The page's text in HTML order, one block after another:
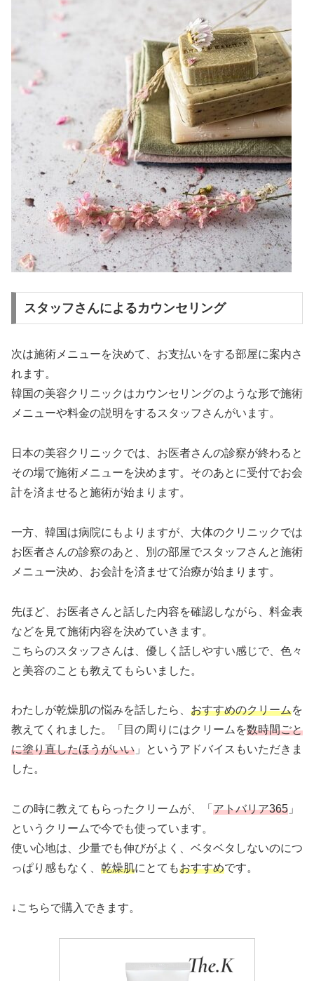
スタッフさんによるカウンセリング
次は施術メニューを決めて、お支払いをする部屋に案内さ
れます。
韓国の美容クリニックはカウンセリングのような形で施術
メニューや料金の説明をするスタッフさんがいます。
日本の美容クリニックでは、お医者さんの診察が終わると
その場で施術メニューを決めます。そのあとに受付でお会
計を済ませると施術が始まります。
一方、韓国は病院にもよりますが、大体のクリニックでは
お医者さんの診察のあと、別の部屋でスタッフさんと施術
メニュー決め、お会計を済ませて治療が始まります。
先ほど、お医者さんと話した内容を確認しながら、料金表
などを見て施術内容を決めていきます。
こちらのスタッフさんは、優しく話しやすい感じで、色々
と美容のことも教えてもらいました。
わたしが乾燥肌の悩みを話したら、 おすすめのクリームを
教えてくれました。「目の周りにはクリームを数時間ごと
に塗り直したほうがいい 」というアドバイスもいただきま
した。
この時に教えてもらったクリームが、「 アトバリア365 」
というクリームで今でも使っています。
使い心地は、少量でも伸びがよく、ベタベタしないのにつ
っぱり感もなく、 乾燥肌にとてもおすすめです。
↓こちらで購入できます。